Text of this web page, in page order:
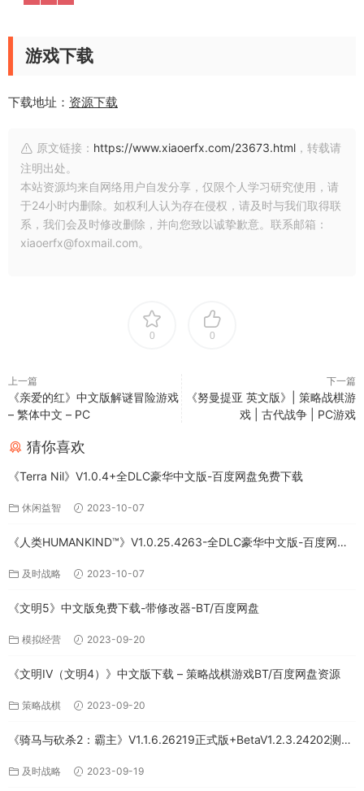
游戏下载
下载地址： 资源下载
原文链接： https://www.xiaoerfx.com/23673.html ，转载请
注明出处。
本站资源均来自网络用户自发分享，仅限个人学习研究使用，请
于24小时内删除。如权利人认为存在侵权，请及时与我们取得联
系，我们会及时修改删除，并向您致以诚挚歉意。联系邮箱：
xiaoerfx@foxmail.com。
0 0
上一篇
《亲爱的红》中文版解谜冒险游戏
– 繁体中文 – PC
下一篇
《努曼提亚 英文版》| 策略战棋游
戏 | 古代战争 | PC游戏
猜你喜欢
《Terra Nil》V1.0.4+全DLC豪华中文版-百度网盘免费下载
休闲益智 2023-10-07
《人类HUMANKIND™》V1.0.25.4263-全DLC豪华中文版-百度网盘
及时战略 2023-10-07
《文明5》中文版免费下载-带修改器-BT/百度网盘
模拟经营 2023-09-20
《文明IV（文明4）》中文版下载 – 策略战棋游戏BT/百度网盘资源
策略战棋 2023-09-20
《骑马与砍杀2：霸主》V1.1.6.26219正式版+BetaV1.2.3.24202测试
及时战略 2023-09-19